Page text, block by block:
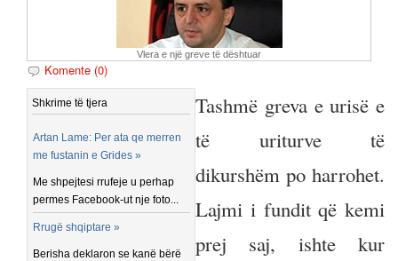
Vlera e një greve të dështuar
Komente (0)
Shkrime të tjera
Artan Lame: Per ata qe merren
me fustanin e Grides »
Me shpejtesi rrufeje u perhap
permes Facebook-ut nje foto...
Rrugë shqiptare »
Berisha deklaron se kanë bërë
Tashmë greva e urisë e
të uriturve të
dikurshëm po harrohet.
Lajmi i fundit që kemi
prej saj, ishte kur